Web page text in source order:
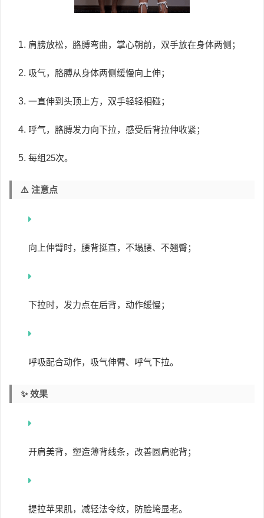
肩膀放松，胳膊弯曲，掌心朝前，双手放在身体两侧；
吸气，胳膊从身体两侧缓慢向上伸；
一直伸到头顶上方，双手轻轻相碰；
呼气，胳膊发力向下拉，感受后背拉伸收紧；
每组25次。
⚠️ 注意点
向上伸臂时，腰背挺直，不塌腰、不翘臀；
下拉时，发力点在后背，动作缓慢；
呼吸配合动作，吸气伸臂、呼气下拉。
✨ 效果
开肩美背，塑造薄背线条，改善圆肩驼背；
提拉苹果肌，减轻法令纹，防脸垮显老。